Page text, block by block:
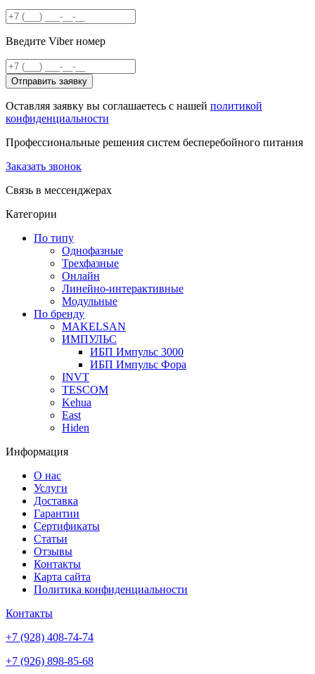
Введите Viber номер
Отправить заявку
Оставляя заявку вы соглашаетесь с нашей политикой
конфиденциальности
Профессиональные решения систем бесперебойного питания
Заказать звонок
Связь в мессенджерах
Категории
По типу
Однофазные
Трехфазные
Онлайн
Линейно-интерактивные
Модульные
По бренду
MAKELSAN
ИМПУЛЬС
ИБП Импульс 3000
ИБП Импульс Фора
INVT
TESCOM
Kehua
East
Hiden
Информация
О нас
Услуги
Доставка
Гарантии
Сертификаты
Статьи
Отзывы
Контакты
Карта сайта
Политика конфиденциальности
Контакты
+7 (928) 408-74-74
+7 (926) 898-85-68